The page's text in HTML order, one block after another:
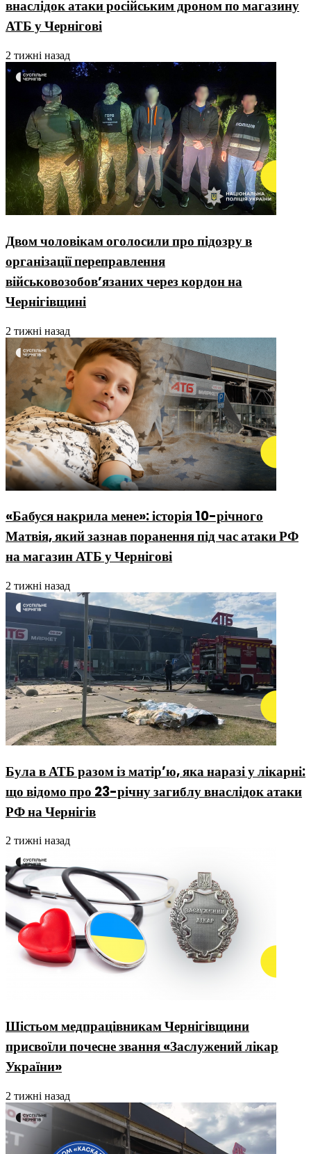
внаслідок атаки російським дроном по магазину
АТБ у Чернігові
2 тижні назад
Двом чоловікам оголосили про підозру в
організації переправлення
військовозобовʼязаних через кордон на
Чернігівщині
2 тижні назад
«Бабуся накрила мене»: історія 10-річного
Матвія, який зазнав поранення під час атаки РФ
на магазин АТБ у Чернігові
2 тижні назад
Була в АТБ разом із матір’ю, яка наразі у лікарні:
що відомо про 23-річну загиблу внаслідок атаки
РФ на Чернігів
2 тижні назад
Шістьом медпрацівникам Чернігівщини
присвоїли почесне звання «Заслужений лікар
України»
2 тижні назад